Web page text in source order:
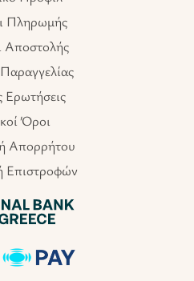
Πληρωμής
Αποστολής
Ερωτήσεις
Όροι
Απορρήτου
Επιστροφών